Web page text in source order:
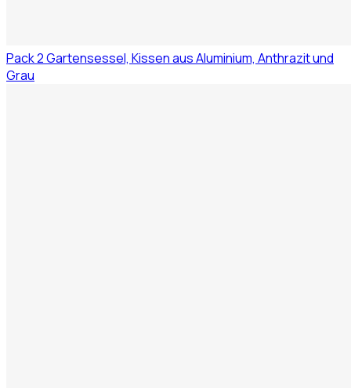
Pack 2 Gartensessel, Kissen aus Aluminium, Anthrazit und
Grau